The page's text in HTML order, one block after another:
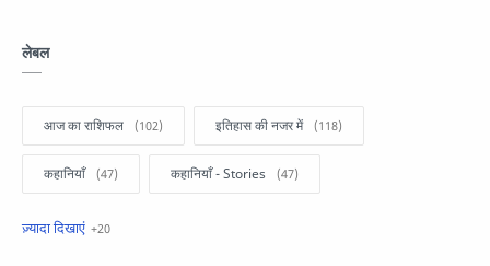
लेबल
आज का राशिफल इतिहास की नजर में
कहानियाँ कहानियाँ - Stories
खबरें फटाफट